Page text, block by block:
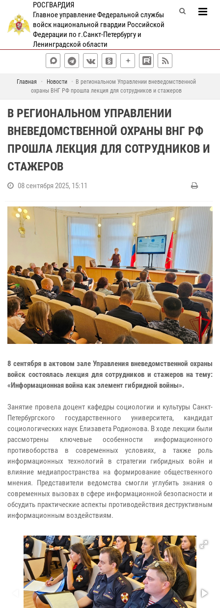
РОСГВАРДИЯ
Главное управление Федеральной службы
войск национальной гвардии Российской
Федерации по г.Санкт-Петербургу и
Ленинградской области
Главная Новости
В региональном Управлении вневедомственной
охраны ВНГ РФ прошла лекция для сотрудников и стажеров
В РЕГИОНАЛЬНОМ УПРАВЛЕНИИ
ВНЕВЕДОМСТВЕННОЙ ОХРАНЫ ВНГ РФ
ПРОШЛА ЛЕКЦИЯ ДЛЯ СОТРУДНИКОВ И
СТАЖЕРОВ
08 сентября 2025, 15:11
8 сентября в актовом зале Управления вневедомственной охраны
войск состоялась лекция для сотрудников и стажеров на тему:
«Информационная война как элемент гибридной войны».
Занятие провела доцент кафедры социологии и культуры Санкт-
Петербургского государственного университета, кандидат
социологических наук Елизавета Родионова. В ходе лекции были
рассмотрены ключевые особенности информационного
противоборства в современных условиях, а также роль
информационных технологий в стратегии гибридных войн и
влияние медиапространства на формирование общественного
мнения. Представители ведомства смогли углубить знания о
современных вызовах в сфере информационной безопасности и
обсудить практические аспекты противодействия деструктивным
информационным воздействиям.